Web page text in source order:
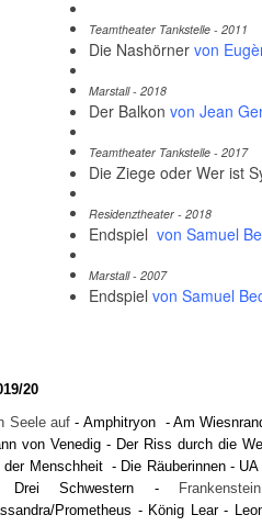
Teamtheater Tankstelle - 2011
Die Nashörner von
Marstall - 2018
Der Balkon von Jean
Teamtheater Tankstelle - 2017
Die Ziege oder Wer ist
Residenztheater - 2018
Endspiel von Samuel
Marstall - 2007
Endspiel von Samuel
20
Seele auf -Amphitryon - Am
von Venedig- Der Riss durch die
der Menschheit - Die Räuberinnen- UA
Drei Schwestern - Frankenstein
Prometheus - König Lear-